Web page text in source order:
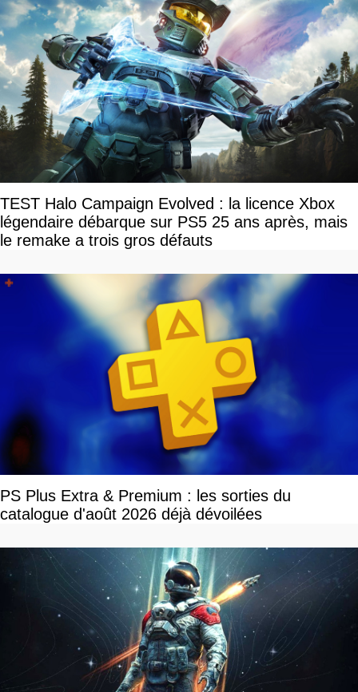
TEST Halo Campaign Evolved : la licence Xbox
légendaire débarque sur PS5 25 ans après, mais
le remake a trois gros défauts
PS Plus Extra & Premium : les sorties du
catalogue d'août 2026 déjà dévoilées